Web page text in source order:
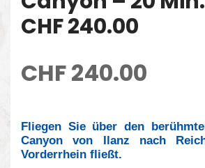
CHF 240.00
CHF240.00
Fliegen Sie über den
Canyon von Ilanz nach
Vorderrhein fließt.